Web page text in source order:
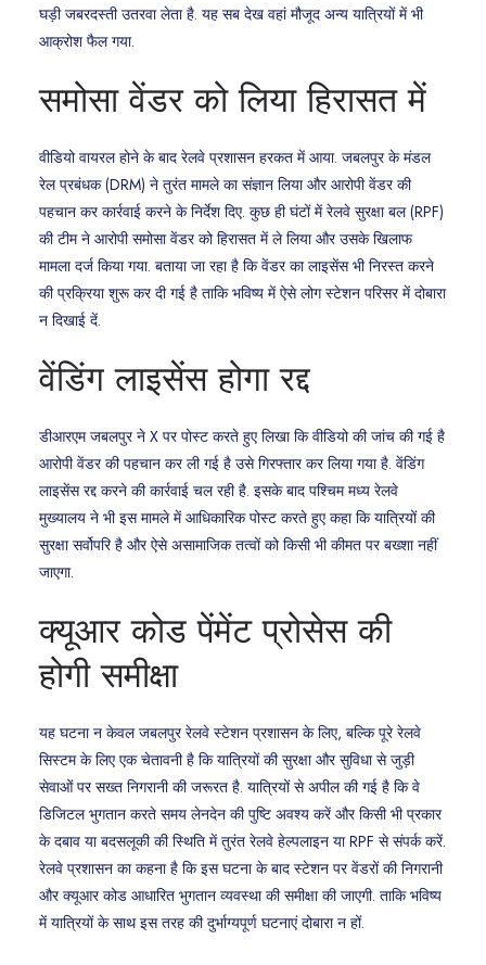
घड़ी जबरदस्ती उतरवा लेता है. यह सब देख वहां मौजूद अन्य यात्रियों में भी
आक्रोश फैल गया.
समोसा वेंडर को लिया हिरासत में
वीडियो वायरल होने के बाद रेलवे प्रशासन हरकत में आया. जबलपुर के मंडल
रेल प्रबंधक (DRM) ने तुरंत मामले का संज्ञान लिया और आरोपी वेंडर की
पहचान कर कार्रवाई करने के निर्देश दिए. कुछ ही घंटों में रेलवे सुरक्षा बल (RPF)
की टीम ने आरोपी समोसा वेंडर को हिरासत में ले लिया और उसके खिलाफ
मामला दर्ज किया गया. बताया जा रहा है कि वेंडर का लाइसेंस भी निरस्त करने
की प्रक्रिया शुरू कर दी गई है ताकि भविष्य में ऐसे लोग स्टेशन परिसर में दोबारा
न दिखाई दें.
वेंडिंग लाइसेंस होगा रद्द
डीआरएम जबलपुर ने X पर पोस्ट करते हुए लिखा कि वीडियो की जांच की गई है
आरोपी वेंडर की पहचान कर ली गई है उसे गिरफ्तार कर लिया गया है. वेंडिंग
लाइसेंस रद्द करने की कार्रवाई चल रही है. इसके बाद पश्चिम मध्य रेलवे
मुख्यालय ने भी इस मामले में आधिकारिक पोस्ट करते हुए कहा कि यात्रियों की
सुरक्षा सर्वोपरि है और ऐसे असामाजिक तत्वों को किसी भी कीमत पर बख्शा नहीं
जाएगा.
क्यूआर कोड पेंमेंट प्रोसेस की
होगी समीक्षा
यह घटना न केवल जबलपुर रेलवे स्टेशन प्रशासन के लिए, बल्कि पूरे रेलवे
सिस्टम के लिए एक चेतावनी है कि यात्रियों की सुरक्षा और सुविधा से जुड़ी
सेवाओं पर सख्त निगरानी की जरूरत है. यात्रियों से अपील की गई है कि वे
डिजिटल भुगतान करते समय लेनदेन की पुष्टि अवश्य करें और किसी भी प्रकार
के दबाव या बदसलूकी की स्थिति में तुरंत रेलवे हेल्पलाइन या RPF से संपर्क करें.
रेलवे प्रशासन का कहना है कि इस घटना के बाद स्टेशन पर वेंडरों की निगरानी
और क्यूआर कोड आधारित भुगतान व्यवस्था की समीक्षा की जाएगी. ताकि भविष्य
में यात्रियों के साथ इस तरह की दुर्भाग्यपूर्ण घटनाएं दोबारा न हों.